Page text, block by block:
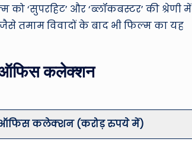
‘सुपरहिट’ और ‘ब्लॉकबस्टर’ की श्रेणी में
तमाम विवादों के बाद भी फिल्म का यह
ऑफिस कलेक्शन
कलेक्शन (करोड़ रुपये में)